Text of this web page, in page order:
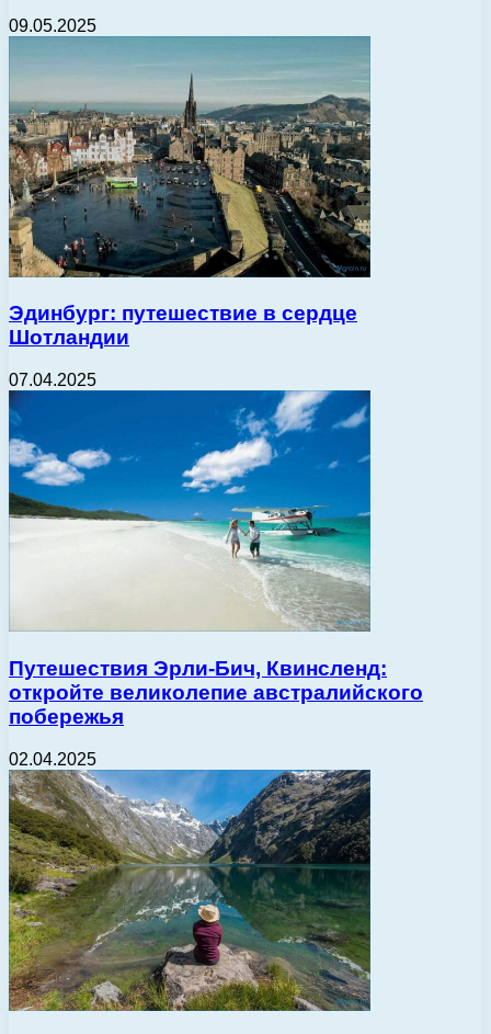
09.05.2025
Эдинбург: путешествие в сердце
Шотландии
07.04.2025
Путешествия Эрли-Бич, Квинсленд:
откройте великолепие австралийского
побережья
02.04.2025